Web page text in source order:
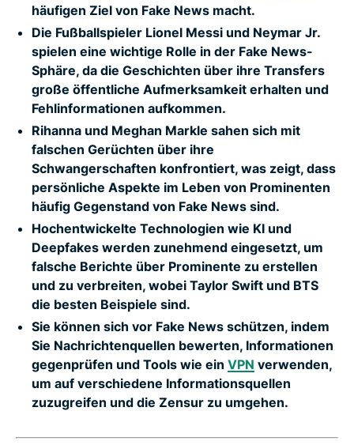
häufigen Ziel von Fake News macht.
Die Fußballspieler Lionel Messi und Neymar Jr.
spielen eine wichtige Rolle in der Fake News-
Sphäre, da die Geschichten über ihre Transfers
große öffentliche Aufmerksamkeit erhalten und
Fehlinformationen aufkommen.
Rihanna und Meghan Markle sahen sich mit
falschen Gerüchten über ihre
Schwangerschaften konfrontiert, was zeigt, dass
persönliche Aspekte im Leben von Prominenten
häufig Gegenstand von Fake News sind.
Hochentwickelte Technologien wie KI und
Deepfakes werden zunehmend eingesetzt, um
falsche Berichte über Prominente zu erstellen
und zu verbreiten, wobei Taylor Swift und BTS
die besten Beispiele sind.
Sie können sich vor Fake News schützen, indem
Sie Nachrichtenquellen bewerten, Informationen
gegenprüfen und Tools wie ein VPN verwenden,
um auf verschiedene Informationsquellen
zuzugreifen und die Zensur zu umgehen.